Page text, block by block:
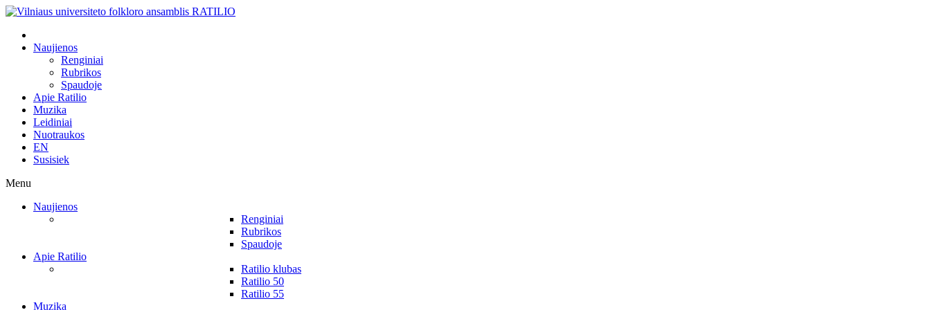
Naujienos
Renginiai
Rubrikos
Spaudoje
Apie Ratilio
Muzika
Leidiniai
Nuotraukos
EN
Susisiek
Menu
Naujienos
Renginiai
Rubrikos
Spaudoje
Apie Ratilio
Ratilio klubas
Ratilio 50
Ratilio 55
Muzika